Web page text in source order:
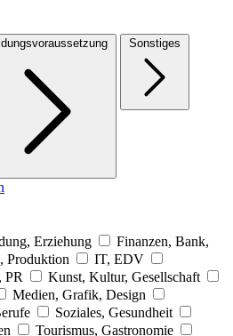
Sonstiges
Erziehung
Finanzen, Bank,
Produktion
IT, EDV
PR
Kunst, Kultur, Gesellschaft
Medien, Grafik, Design
Soziales, Gesundheit
Tourismus, Gastronomie